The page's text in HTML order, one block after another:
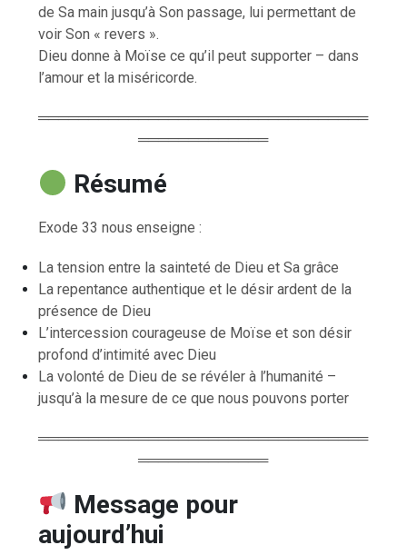
de Sa main jusqu’à Son passage, lui permettant de
voir Son « revers ».
Dieu donne à Moïse ce qu’il peut supporter – dans
l’amour et la miséricorde.
═════════════════════════════════
═════════════
Résumé
Exode 33 nous enseigne :
La tension entre la sainteté de Dieu et Sa grâce
La repentance authentique et le désir ardent de la
présence de Dieu
L’intercession courageuse de Moïse et son désir
profond d’intimité avec Dieu
La volonté de Dieu de se révéler à l’humanité –
jusqu’à la mesure de ce que nous pouvons porter
═════════════════════════════════
═════════════
Message pour
aujourd’hui